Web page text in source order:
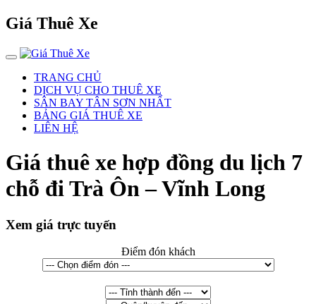
Giá Thuê Xe
TRANG CHỦ
DỊCH VỤ CHO THUÊ XE
SÂN BAY TÂN SƠN NHẤT
BẢNG GIÁ THUÊ XE
LIÊN HỆ
Giá thuê xe hợp đồng du lịch 7
chỗ đi Trà Ôn – Vĩnh Long
Xem giá trực tuyến
Điểm đón khách